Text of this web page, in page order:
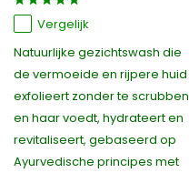
Vergelijk
Natuurlijke gezichtswash die
de vermoeide en rijpere huid
exfolieert zonder te scrubben
en haar voedt, hydrateert en
revitaliseert, gebaseerd op
Ayurvedische principes met